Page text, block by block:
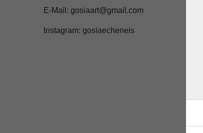
E-Mail: gosiaart@gmail.com
Instagram: gosiaecheneis